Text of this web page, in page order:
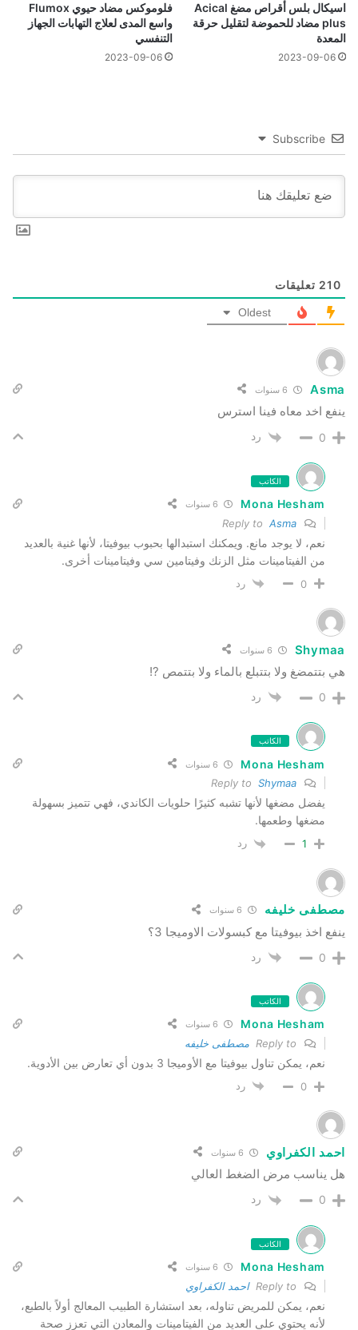
اسيكال بلس أقراص مضغ Acical
plus مضاد للحموضة لتقليل حرقة
المعدة
2023-09-06
فلوموكس مضاد حيوي Flumox
واسع المدى لعلاج التهابات الجهاز
التنفسي
2023-09-06
Subscribe
210 تعليقات
Oldest
Asma
ينفع اخد معاه فينا استرس
0 رد
الكاتب
Mona Hesham
Asma
نعم، لا يوجد مانع. ويمكنك استبدالها بحبوب بيوفيتا، لأنها غنية بالعديد
من الفيتامينات مثل الزنك وفيتامين سي وفيتامينات أخرى.
0 رد
Shymaa
هي بتتمضغ ولا بتتبلع بالماء ولا بتتمص ?!
0 رد
الكاتب
Mona Hesham
Shymaa
يفضل مضغها لأنها تشبه كثيرًا حلويات الكاندي، فهي تتميز بسهولة
مضغها وطعمها.
1 رد
مصطفى خليفه
ينفع اخذ بيوفيتا مع كبسولات الاوميجا 3؟
0 رد
الكاتب
Mona Hesham
مصطفى خليفه
نعم، يمكن تناول بيوفيتا مع الأوميجا 3 بدون أي تعارض بين الأدوية.
0 رد
احمد الكفراوي
هل يناسب مرض الضغط العالي
0 رد
الكاتب
Mona Hesham
احمد الكفراوي
نعم، يمكن للمريض تناوله، بعد استشارة الطبيب المعالج أولاً بالطبع،
لأنه يحتوي على العديد من الفيتامينات والمعادن التي تعزز صحة